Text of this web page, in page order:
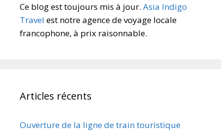
Ce blog est toujours mis à jour. Asia Indigo
Travel est notre agence de voyage locale
francophone, à prix raisonnable.
Articles récents
Ouverture de la ligne de train touristique